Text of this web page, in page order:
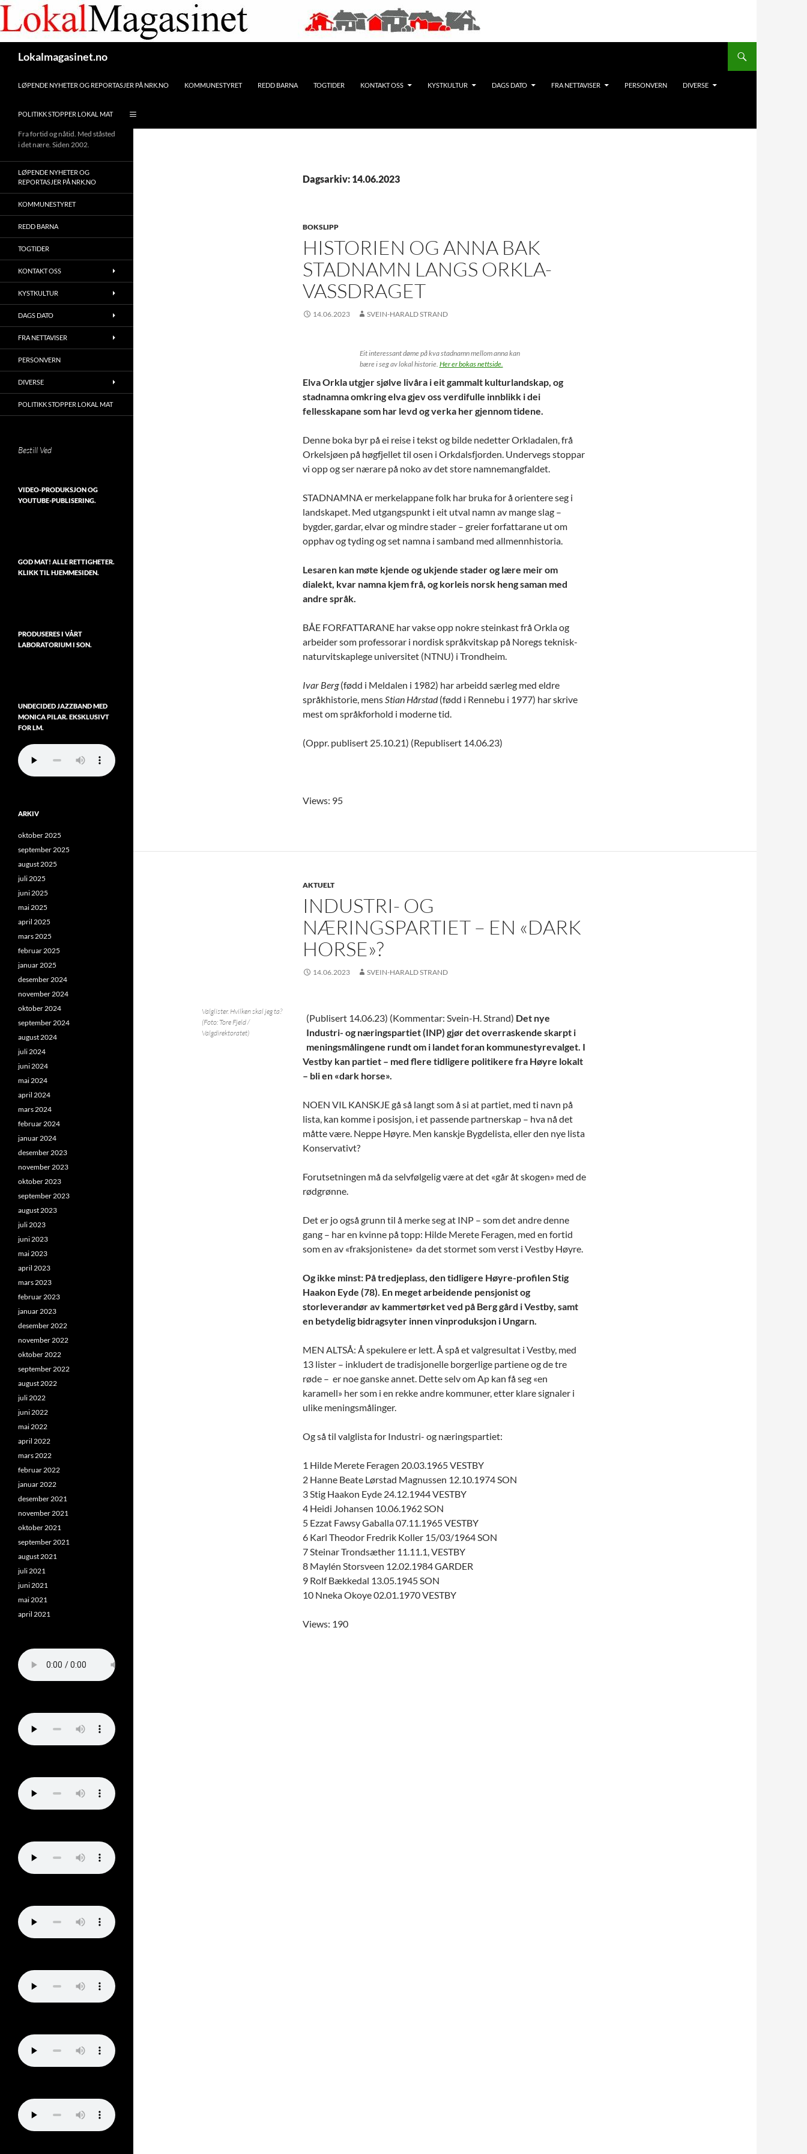
Gå
innhaldet
Lokalmagasinet.no
LØPENDE NYHETER OG REPORTASJER PÅ NRK.NO KOMMUNESTYRET REDD BARNA TOGTIDER KONTAKT OSS KYSTKULTUR DAGS DATO FRA NETTAVISER PERSONVERN DIVERSE
POLITIKK STOPPER LOKAL MAT
Dagsarkiv: 14.06.2023
BOKSLIPP
HISTORIEN OG ANNA BAK
STADNAMN LANGS ORKLA-
VASSDRAGET
14.06.2023 SVEIN-HARALD STRAND
Eit interessant døme på kva stadnamn mellom anna kan
bære i seg av lokal historie. Her er bokas nettside.
Elva Orkla utgjer sjølve livåra i eit gammalt kulturlandskap, og
stadnamna omkring elva gjev oss verdifulle innblikk i dei
fellesskapane som har levd og verka her gjennom tidene.
Denne boka byr på ei reise i tekst og bilde nedetter Orkladalen, frå
Orkelsjøen på høgfjellet til osen i Orkdalsfjorden. Undervegs stoppar
vi opp og ser nærare på noko av det store namnemangfaldet.
STADNAMNA er merkelappane folk har bruka for å orientere seg i
landskapet. Med utgangspunkt i eit utval namn av mange slag –
bygder, gardar, elvar og mindre stader – greier forfattarane ut om
opphav og tyding og set namna i samband med allmennhistoria.
Lesaren kan møte kjende og ukjende stader og lære meir om
dialekt, kvar namna kjem frå, og korleis norsk heng saman med
andre språk.
BÅE FORFATTARANE har vakse opp nokre steinkast frå Orkla og
arbeider som professorar i nordisk språkvitskap på Noregs teknisk-
naturvitskaplege universitet (NTNU) i Trondheim.
Ivar Berg(fødd i Meldalen i 1982) har arbeidd særleg med eldre
språkhistorie, mensStian Hårstad(fødd i Rennebu i 1977) har skrive
mest om språkforhold i moderne tid.
(Oppr. publisert 25.10.21) (Republisert 14.06.23)
Views: 95
AKTUELT
INDUSTRI- OG
NÆRINGSPARTIET – EN «DARK
HORSE»?
14.06.2023 SVEIN-HARALD STRAND
Valglister. Hvilken skal jeg ta?
(Foto: Tore Fjeld /
Valgdirektoratet)
(Publisert 14.06.23) (Kommentar: Svein-H. Strand) Det nye
Industri- og næringspartiet (INP) gjør det overraskende skarpt i
meningsmålingene rundt om i landet foran kommunestyrevalget. I
Vestby kan partiet – med flere tidligere politikere fra Høyre lokalt
– bli en «dark horse».
NOEN VIL KANSKJE gå så langt som å si at partiet, med ti navn på
lista, kan komme i posisjon, i et passende partnerskap – hva nå det
måtte være. Neppe Høyre. Men kanskje Bygdelista, eller den nye lista
Konservativt?
Forutsetningen må da selvfølgelig være at det «går åt skogen» med de
rødgrønne.
Det er jo også grunn til å merke seg at INP – som det andre denne
gang – har en kvinne på topp: Hilde Merete Feragen, med en fortid
som en av «fraksjonistene» da det stormet som verst i Vestby Høyre.
Og ikke minst: På tredjeplass, den tidligere Høyre-profilen Stig
Haakon Eyde (78). En meget arbeidende pensjonist og
storleverandør av kammertørket ved på Berg gård i Vestby, samt
en betydelig bidragsyter innen vinproduksjon i Ungarn.
MEN ALTSÅ: Å spekulere er lett. Å spå et valgresultat i Vestby, med
13 lister – inkludert de tradisjonelle borgerlige partiene og de tre
røde – er noe ganske annet. Dette selv om Ap kan få seg «en
karamell» her som i en rekke andre kommuner, etter klare signaler i
ulike meningsmålinger.
Og så til valglista for Industri- og næringspartiet:
1 Hilde Merete Feragen 20.03.1965 VESTBY
2 Hanne Beate Lørstad Magnussen 12.10.1974 SON
3 Stig Haakon Eyde 24.12.1944 VESTBY
4 Heidi Johansen 10.06.1962 SON
5 Ezzat Fawsy Gaballa 07.11.1965 VESTBY
6 Karl Theodor Fredrik Koller 15/03/1964 SON
7 Steinar Trondsæther 11.11.1, VESTBY
8 Maylén Storsveen 12.02.1984 GARDER
9 Rolf Bækkedal 13.05.1945 SON
10 Nneka Okoye 02.01.1970 VESTBY
Views: 190
Fra fortid og nåtid. Med ståsted
i det nære. Siden 2002.
LØPENDE NYHETER OG
REPORTASJER PÅ NRK.NO
KOMMUNESTYRET
REDD BARNA
TOGTIDER
KONTAKT OSS
KYSTKULTUR
DAGS DATO
FRA NETTAVISER
PERSONVERN
DIVERSE
POLITIKK STOPPER LOKAL MAT
Bestill Ved
VIDEO-PRODUKSJON OG
YOUTUBE-PUBLISERING.
GOD MAT! ALLE RETTIGHETER.
KLIKK TIL HJEMMESIDEN.
PRODUSERES I VÅRT
LABORATORIUM I SON.
UNDECIDED JAZZBAND MED
MONICA PILAR. EKSKLUSIVT
FOR LM.
ARKIV
oktober 2025
september 2025
august 2025
juli 2025
juni 2025
mai 2025
april 2025
mars 2025
februar 2025
januar 2025
desember 2024
november 2024
oktober 2024
september 2024
august 2024
juli 2024
juni 2024
mai 2024
april 2024
mars 2024
februar 2024
januar 2024
desember 2023
november 2023
oktober 2023
september 2023
august 2023
juli 2023
juni 2023
mai 2023
april 2023
mars 2023
februar 2023
januar 2023
desember 2022
november 2022
oktober 2022
september 2022
august 2022
juli 2022
juni 2022
mai 2022
april 2022
mars 2022
februar 2022
januar 2022
desember 2021
november 2021
oktober 2021
september 2021
august 2021
juli 2021
juni 2021
mai 2021
april 2021